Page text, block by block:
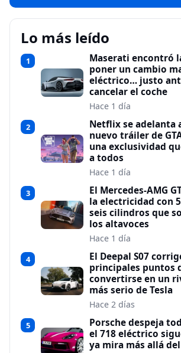
Lo más leído
1
Maserati encontró
poner un cambio
eléctrico… justo
cancelar el coche
Hace 1 día
2
Netflix se adelanta
nuevo tráiler de
una exclusividad
a todos
Hace 1 día
3
El Mercedes-AMG
la electricidad con
seis cilindros que
los altavoces
Hace 1 día
4
El Deepal S07
principales puntos
convertirse en un
más serio de Tesla
Hace 2 días
5
Porsche despeja
el 718 eléctrico
ya mira más allá del